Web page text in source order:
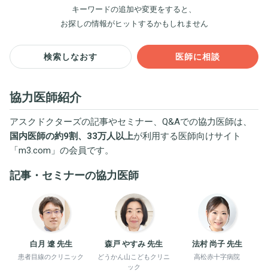
キーワードの追加や変更をすると、
お探しの情報がヒットするかもしれません
検索しなおす 医師に相談
協力医師紹介
アスクドクターズの記事やセミナー、Q&Aでの協力医師は、
国内医師の約9割、33万人以上が利用する医師向けサイト
「m3.com 」の会員です。
記事・セミナーの協力医師
白月 遼 先生
患者目線のクリニック
森戸 やすみ 先生
どうかん山こどもクリニ
ック
法村 尚子 先生
高松赤十字病院